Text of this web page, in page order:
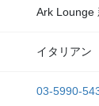
Ark Lounge
イタリアン
03-5990-